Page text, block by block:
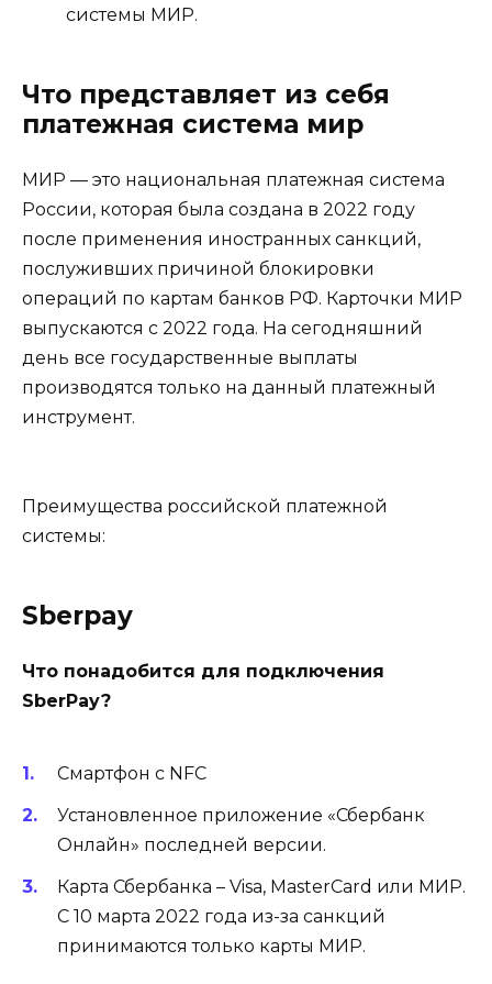
системы МИР.
Что представляет из себя
платежная система мир
МИР — это национальная платежная система
России, которая была создана в 2022 году
после применения иностранных санкций,
послуживших причиной блокировки
операций по картам банков РФ. Карточки МИР
выпускаются с 2022 года. На сегодняшний
день все государственные выплаты
производятся только на данный платежный
инструмент.
Преимущества российской платежной
системы:
Sberpay
Что понадобится для подключения
SberPay?
Смартфон с NFC
Установленное приложение «Сбербанк
Онлайн» последней версии.
Карта Сбербанка – Visa, MasterCard или МИР.
С 10 марта 2022 года из-за санкций
принимаются только карты МИР.